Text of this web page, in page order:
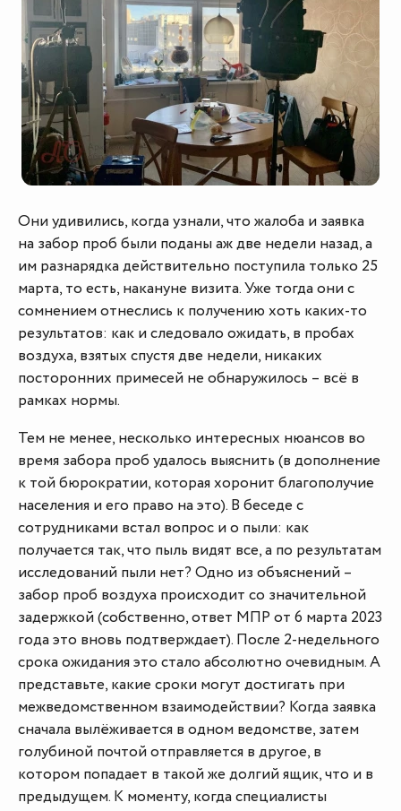
Они удивились, когда узнали, что жалоба и заявка
на забор проб были поданы аж две недели назад, а
им разнарядка действительно поступила только 25
марта, то есть, накануне визита. Уже тогда они с
сомнением отнеслись к получению хоть каких-то
результатов: как и следовало ожидать, в пробах
воздуха, взятых спустя две недели, никаких
посторонних примесей не обнаружилось – всё в
рамках нормы.
Тем не менее, несколько интересных нюансов во
время забора проб удалось выяснить (в дополнение
к той бюрократии, которая хоронит благополучие
населения и его право на это). В беседе с
сотрудниками встал вопрос и о пыли: как
получается так, что пыль видят все, а по результатам
исследований пыли нет? Одно из объяснений –
забор проб воздуха происходит со значительной
задержкой (собственно, ответ МПР от 6 марта 2023
года это вновь подтверждает). После 2-недельного
срока ожидания это стало абсолютно очевидным. А
представьте, какие сроки могут достигать при
межведомственном взаимодействии? Когда заявка
сначала вылёживается в одном ведомстве, затем
голубиной почтой отправляется в другое, в
котором попадает в такой же долгий ящик, что и в
предыдущем. К моменту, когда специалисты